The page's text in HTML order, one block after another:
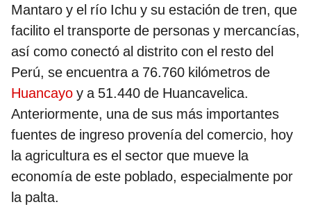
Mantaro y el río Ichu y su estación de tren, que
facilito el transporte de personas y mercancías,
así como conectó al distrito con el resto del
Perú, se encuentra a 76.760 kilómetros de
Huancayo y a 51.440 de Huancavelica.
Anteriormente, una de sus más importantes
fuentes de ingreso provenía del comercio, hoy
la agricultura es el sector que mueve la
economía de este poblado, especialmente por
la palta.